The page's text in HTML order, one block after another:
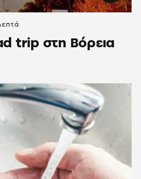
trip στη Βόρεια